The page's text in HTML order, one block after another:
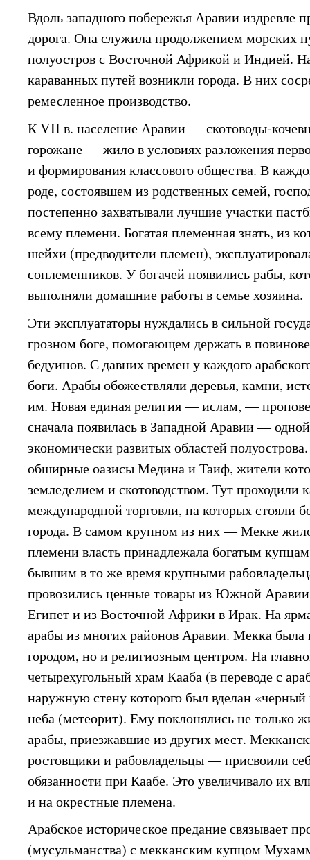
Вдоль западного побережья Аравии издревле
дорога. Она служила продолжением морских
полуостров с Восточной Африкой и Индией.
караванных путей возникли города. В них
ремесленное производство.
К VII в. население Аравии — скотоводы-
горожане — жило в условиях разложения
и формирования классового общества. В
роде, состоявшем из родственных семей,
постепенно захватывали лучшие участки
всему племени. Богатая племенная знать, из
шейхи (предводители племен),
соплеменников. У богачей появились рабы,
выполняли домашние работы в семье хозяина.
Эти эксплуататоры нуждались в сильной
грозном боге, помогающем держать в
бедуинов. С давних времен у каждого
боги. Арабы обожествляли деревья, камни,
им. Новая единая религия — ислам, —
сначала появилась в Западной Аравии —
экономически развитых областей
обширные оазисы Медина и Таиф, жители
земледелием и скотоводством. Тут проходили
международной торговли, на которых стояли
города. В самом крупном из них — Мекке
племени власть принадлежала богатым
бывшим в то же время крупными
провозились ценные товары из Южной
Египет и из Восточной Африки в Ирак. На
арабы из многих районов Аравии. Мекка была
городом, но и религиозным центром. На
четырехугольный храм Кааба (в переводе с
наружную стену которого был вделан
неба (метеорит). Ему поклонялись не только
арабы, приезжавшие из других мест.
ростовщики и рабовладельцы — присвоили
обязанности при Каабе. Это увеличивало их
и на окрестные племена.
Арабское историческое предание связывает
(мусульманства) с мекканским купцом